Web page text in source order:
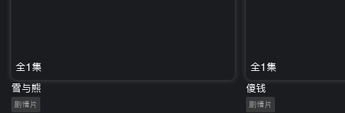
全1集
雪与熊
剧情片
全1集
傻钱
剧情片